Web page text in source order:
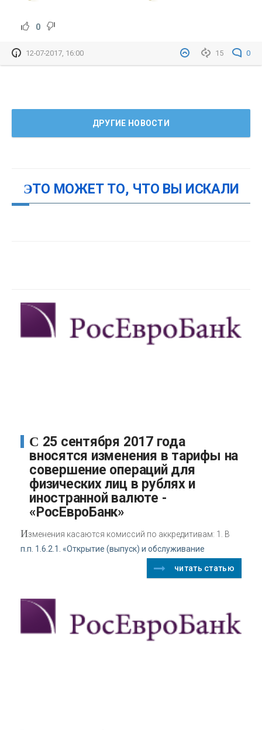
0
15 0
12-07-2017, 16:00
ДРУГИЕ НОВОСТИ
ЭТО МОЖЕТ ТО, ЧТО ВЫ ИСКАЛИ
С 25 сентября 2017 года
вносятся изменения в тарифы на
совершение операций для
физических лиц в рублях и
иностранной валюте -
«РосЕвроБанк»
Изменения касаются комиссий по аккредитивам: 1. В
п.п. 1.6.2.1. «Открытие (выпуск) и обслуживание
читать статью